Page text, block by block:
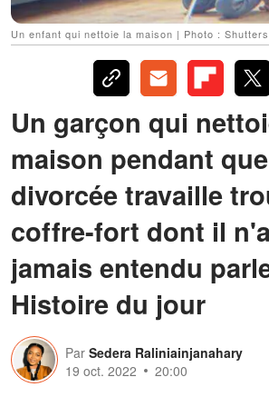
Un enfant qui nettoie la maison | Photo :
Un garçon qui
maison pendant
divorcée travaille
coffre-fort dont il
jamais entendu
Histoire du jour
Par Sedera Raliniainjanahary
19 oct. 2022
20:00